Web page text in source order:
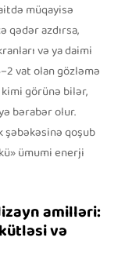
müqayisə
qədər azdırsa,
və ya daimi
vat olan gözləmə
görünə bilər,
bərabər olur.
şəbəkəsinə qoşub
ümumi enerji
amilləri:
və